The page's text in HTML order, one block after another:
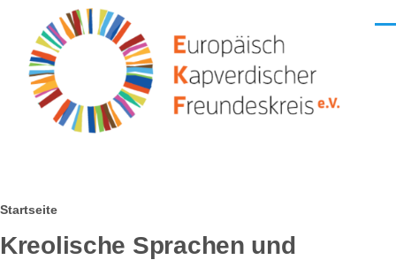
Direkt zum Inhalt
Pfadnavigation
Startseite
Kreolische Sprachen und